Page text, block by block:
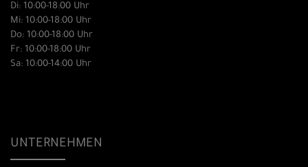
Di: 10:00-18:00 Uhr
Mi: 10:00-18:00 Uhr
Do: 10:00-18:00 Uhr
Fr: 10:00-18:00 Uhr
Sa: 10:00-14:00 Uhr
UNTERNEHMEN